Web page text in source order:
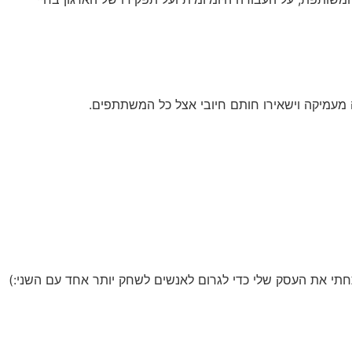
וישאירו חותם חיובי אצל כל המשתתפים.
את העסק שלי כדי לגרום לאנשים לשחק יותר אחד עם השני:)